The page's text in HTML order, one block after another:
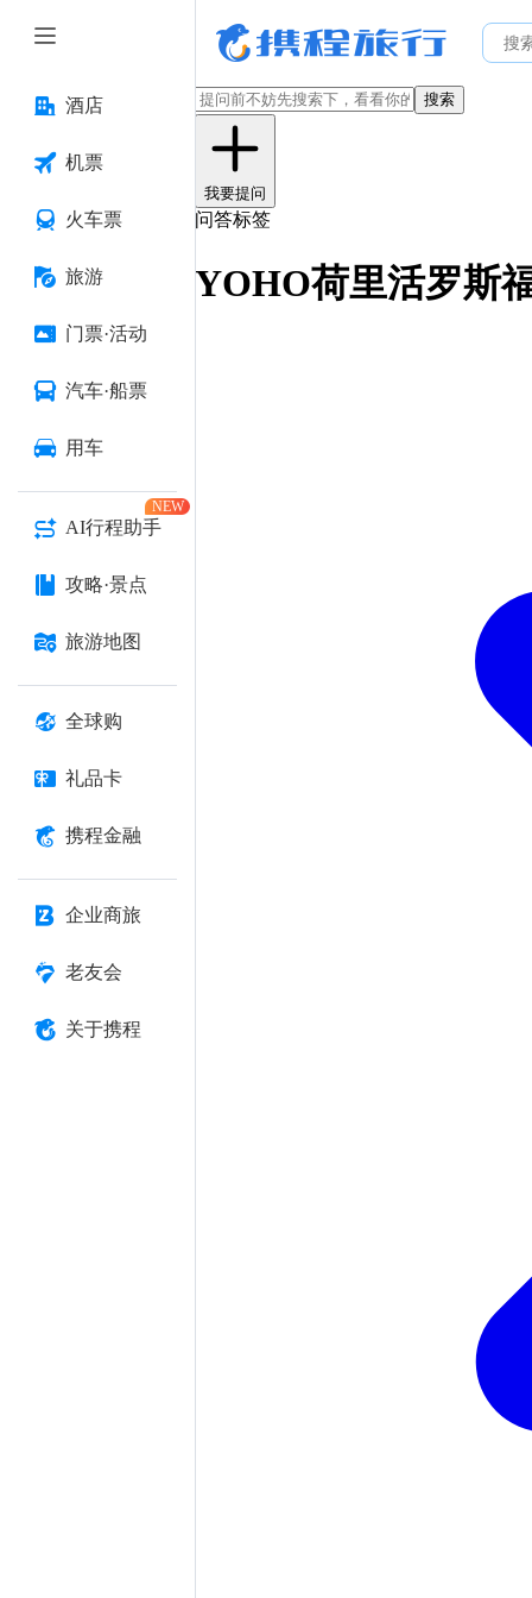
酒店
机票
火车票
旅游
门票·活动
汽车·船票
用车
AI行程助手
NEW
攻略·景点
旅游地图
全球购
礼品卡
携程金融
企业商旅
老友会
关于携程
搜索
我要提问
问答标签
YOHO荷里活罗斯